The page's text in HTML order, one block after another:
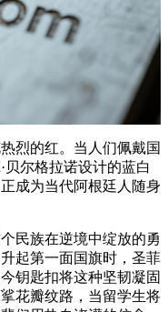
烈的红。当人们佩戴国
尔格拉诺设计的蓝白
成为当代阿根廷人随身
民族在逆境中绽放的勇
起第一面国旗时，圣菲
钥匙扣将这种坚韧凝固
花瓣纹路，当留学生将